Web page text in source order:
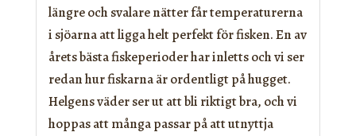
längre och svalare nätter får temperaturerna
i sjöarna att ligga helt perfekt för fisken. En av
årets bästa fiskeperioder har inletts och vi ser
redan hur fiskarna är ordentligt på hugget.
Helgens väder ser ut att bli riktigt bra, och vi
hoppas att många passar på att utnyttja